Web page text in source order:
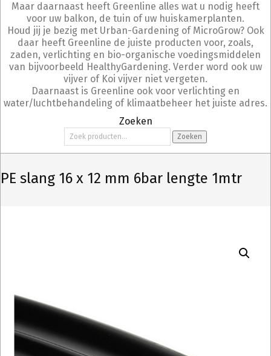
Maar daarnaast heeft Greenline alles wat u nodig heeft
voor uw balkon, de tuin of uw huiskamerplanten.
Houd jij je bezig met Urban-Gardening of MicroGrow? Ook
daar heeft Greenline de juiste producten voor, zoals,
zaden, verlichting en bio-organische voedingsmiddelen
van bijvoorbeeld HealthyGardening. Verder word ook uw
vijver of Koi vijver niet vergeten.
Daarnaast is Greenline ook voor verlichting en
water/luchtbehandeling of klimaatbeheer het juiste adres.
Zoeken
Zoeken
naar:
Zoeken
PE slang 16 x 12 mm 6bar lengte 1mtr